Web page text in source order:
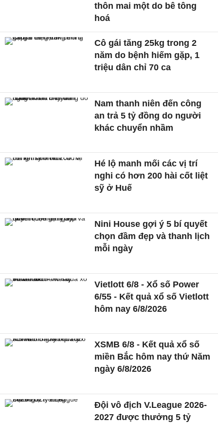
thôn mai một do bê tông
hoá
Cô gái tăng 25kg trong 2
năm do bệnh hiếm gặp, 1
triệu dân chỉ 70 ca
Nam thanh niên đến công
an trả 5 tỷ đồng do người
khác chuyển nhầm
Hé lộ manh mối các vị trí
nghi có hơn 200 hài cốt liệt
sỹ ở Huế
Nini House gợi ý 5 bí quyết
chọn đầm đẹp và thanh lịch
mỗi ngày
Vietlott 6/8 - Xổ số Power
6/55 - Kết quả xổ số Vietlott
hôm nay 6/8/2026
XSMB 6/8 - Kết quả xổ số
miền Bắc hôm nay thứ Năm
ngày 6/8/2026
Đội vô địch V.League 2026-
2027 được thưởng 5 tỷ